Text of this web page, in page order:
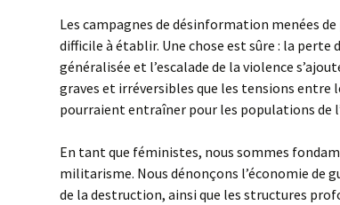
Les campagnes de désinformation menées
difficile à établir. Une chose est sûre : la perte
généralisée et l’escalade de la violence
graves et irréversibles que les tensions entre
pourraient entraîner pour les populations de
En tant que féministes, nous sommes
militarisme. Nous dénonçons l’économie de
de la destruction, ainsi que les structures